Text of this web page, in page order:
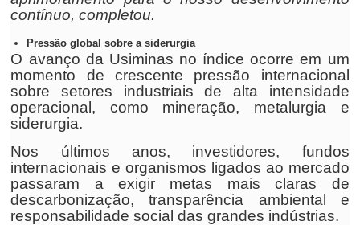
contínuo, completou.
Pressão global sobre a siderurgia
O avanço da Usiminas no índice ocorre em um
momento de crescente pressão internacional
sobre setores industriais de alta intensidade
operacional, como mineração, metalurgia e
siderurgia.
Nos últimos anos, investidores, fundos
internacionais e organismos ligados ao mercado
passaram a exigir metas mais claras de
descarbonização, transparência ambiental e
responsabilidade social das grandes indústrias.